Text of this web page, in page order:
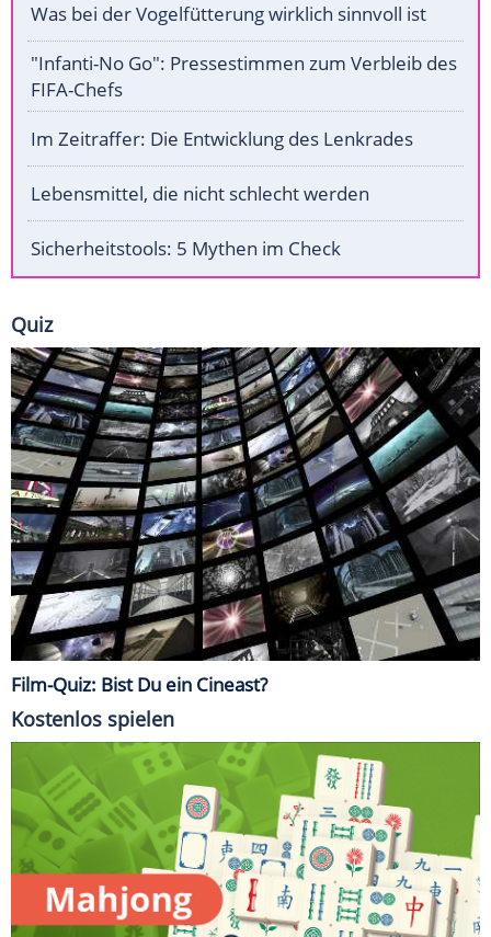
Was bei der Vogelfütterung wirklich sinnvoll ist
"Infanti-No Go": Pressestimmen zum Verbleib des
FIFA-Chefs
Im Zeitraffer: Die Entwicklung des Lenkrades
Lebensmittel, die nicht schlecht werden
Sicherheitstools: 5 Mythen im Check
Quiz
Film-Quiz: Bist Du ein Cineast?
Kostenlos spielen